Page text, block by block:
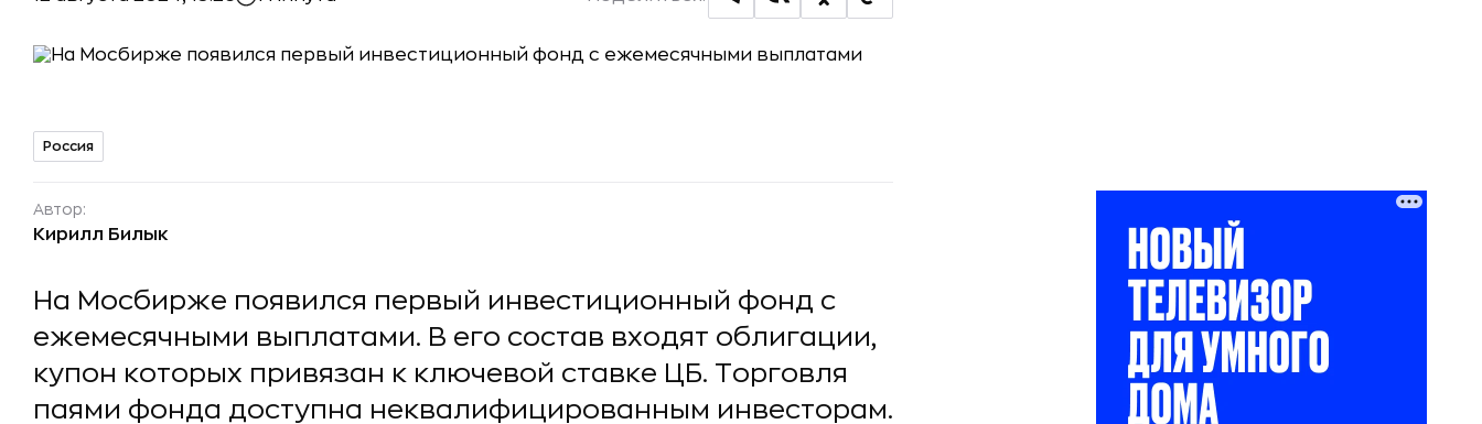
Россия
Автор:
Кирилл Билык
На Мосбирже появился первый инвестиционный фонд с
ежемесячными выплатами. В его состав входят облигации,
купон которых привязан к ключевой ставке ЦБ. Торговля
паями фонда доступна неквалифицированным инвесторам.